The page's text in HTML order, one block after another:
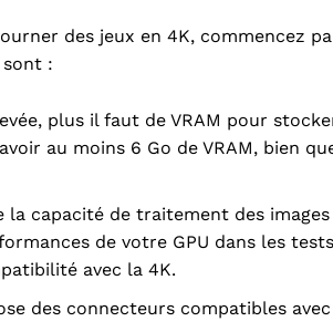
des jeux en 4K, commencez
:
plus il faut de VRAM pour
au moins 6 Go de VRAM, bien
la capacité de traitement des images
de votre GPU dans les tests
avec la 4K.
des connecteurs compatibles avec